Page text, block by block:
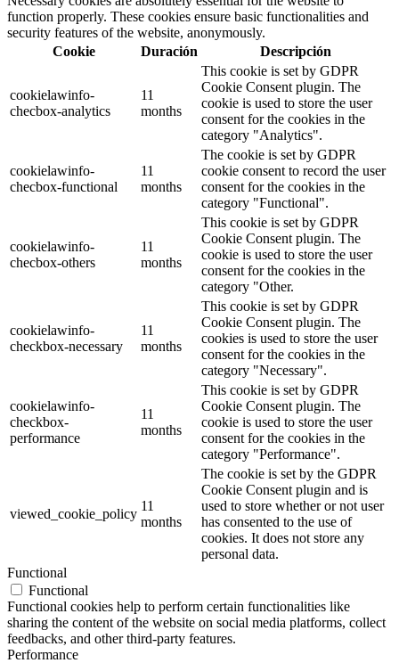
function properly. These cookies ensure basic functionalities and
security features of the website, anonymously.
Cookie
Duración Descripción
cookielawinfo-
checbox-analytics
11
months
This cookie is set by GDPR
Cookie Consent plugin. The
cookie is used to store the user
consent for the cookies in the
category "Analytics".
cookielawinfo-
checbox-functional
11
months
The cookie is set by GDPR
cookie consent to record the user
consent for the cookies in the
category "Functional".
cookielawinfo-
checbox-others
11
months
This cookie is set by GDPR
Cookie Consent plugin. The
cookie is used to store the user
consent for the cookies in the
category "Other.
cookielawinfo-
checkbox-necessary
11
months
This cookie is set by GDPR
Cookie Consent plugin. The
cookies is used to store the user
consent for the cookies in the
category "Necessary".
cookielawinfo-
checkbox-
performance
11
months
This cookie is set by GDPR
Cookie Consent plugin. The
cookie is used to store the user
consent for the cookies in the
category "Performance".
viewed_cookie_policy
11
months
The cookie is set by the GDPR
Cookie Consent plugin and is
used to store whether or not user
has consented to the use of
cookies. It does not store any
personal data.
Functional
Functional
Functional cookies help to perform certain functionalities like
sharing the content of the website on social media platforms, collect
feedbacks, and other third-party features.
Performance